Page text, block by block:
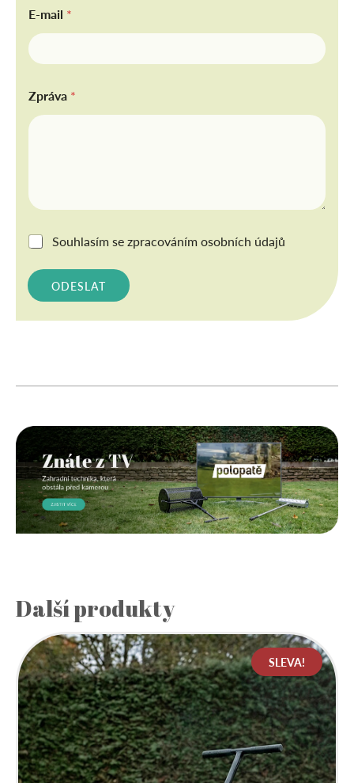
E-mail *
Zpráva *
G
P
R
*
Souhlasím sezpracováním osobních údajů
ODESLAT
Další produkty
SLEVA!